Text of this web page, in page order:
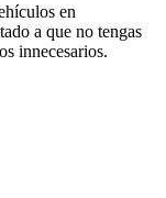
en
a que no tengas
innecesarios.